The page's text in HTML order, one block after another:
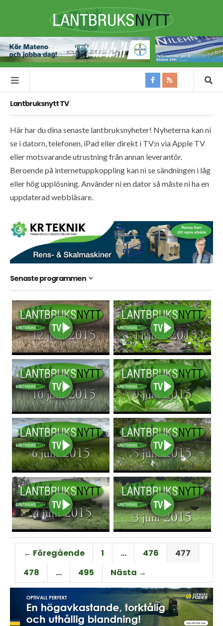
Lantbruksnytt TV
Här har du dina senaste lantbruksnyheter! Nyheterna kan ni
se i datorn, telefonen, iPad eller direkt i TV:n via Apple TV
eller motsvarande utrustning från annan leverantör.
Beroende på internetuppkoppling kan ni se sändningen i låg
eller hög upplösning. Använder ni en dator så måste ni ha en
uppdaterad webbläsare.
Senaste programmen
← Föregående 1 … 476
477
478
… 495 Nästa →